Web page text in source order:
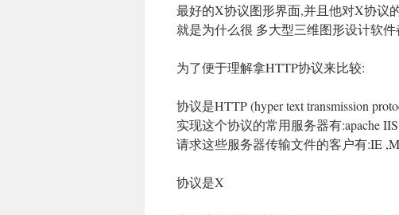
最好的X协议图形界面,并且他对X协议
就是为什么很 多大型三维图形设计软
为了便于理解拿HTTP协议来比较:
协议是HTTP (hyper text transmission
实现这个协议的常用服务器有:apache
请求这些服务器传输文件的客户有:IE
协议是X